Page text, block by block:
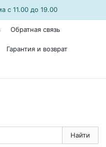
с 11.00 до 19.00
Обратная связь
Гарантия и возврат
Найти